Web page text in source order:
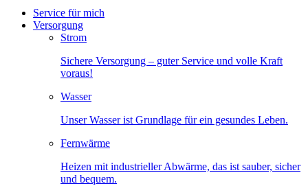
Service für mich
Versorgung
Strom
Sichere Versorgung – guter Service und volle Kraft
voraus!
Wasser
Unser Wasser ist Grundlage für ein gesundes Leben.
Fernwärme
Heizen mit industrieller Abwärme, das ist sauber, sicher
und bequem.